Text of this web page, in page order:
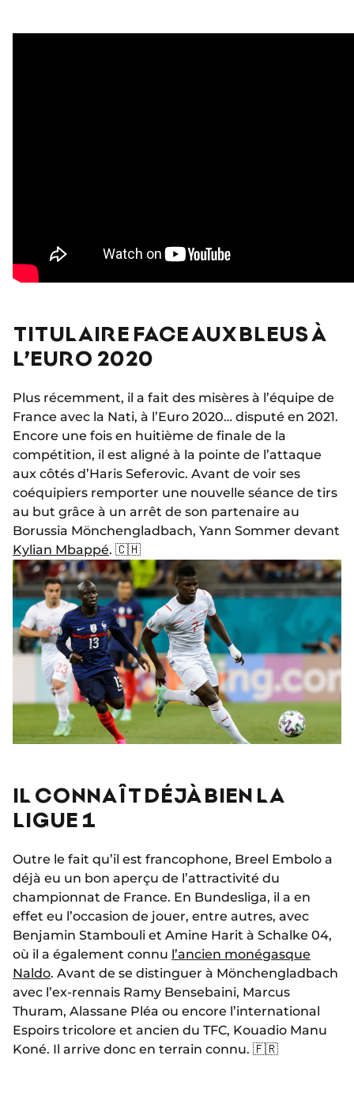
TITULAIRE FACE AUX BLEUS À
L’EURO 2020
Plus récemment, il a fait des misères à l’équipe de
France avec la Nati, à l’Euro 2020… disputé en 2021.
Encore une fois en huitième de finale de la
compétition, il est aligné à la pointe de l’attaque
aux côtés d’Haris Seferovic. Avant de voir ses
coéquipiers remporter une nouvelle séance de tirs
au but grâce à un arrêt de son partenaire au
Borussia Mönchengladbach, Yann Sommer devant
Kylian Mbappé. 🇨🇭
IL CONNAÎT DÉJÀ BIEN LA
LIGUE 1
Outre le fait qu’il est francophone, Breel Embolo a
déjà eu un bon aperçu de l’attractivité du
championnat de France. En Bundesliga, il a en
effet eu l’occasion de jouer, entre autres, avec
Benjamin Stambouli et Amine Harit à Schalke 04,
où il a également connu l’ancien monégasque
Naldo. Avant de se distinguer à Mönchengladbach
avec l’ex-rennais Ramy Bensebaini, Marcus
Thuram, Alassane Pléa ou encore l’international
Espoirs tricolore et ancien du TFC, Kouadio Manu
Koné. Il arrive donc en terrain connu. 🇫🇷